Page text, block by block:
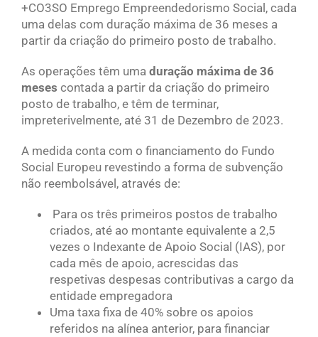
+CO3SO Emprego Empreendedorismo Social, cada
uma delas com duração máxima de 36 meses a
partir da criação do primeiro posto de trabalho.
As operações têm uma duração máxima de 36
meses contada a partir da criação do primeiro
posto de trabalho, e têm de terminar,
impreterivelmente, até 31 de Dezembro de 2023.
A medida conta com o financiamento do Fundo
Social Europeu revestindo a forma de subvenção
não reembolsável, através de:
Para os três primeiros postos de trabalho
criados, até ao montante equivalente a 2,5
vezes o Indexante de Apoio Social (IAS), por
cada mês de apoio, acrescidas das
respetivas despesas contributivas a cargo da
entidade empregadora
Uma taxa fixa de 40% sobre os apoios
referidos na alínea anterior, para financiar